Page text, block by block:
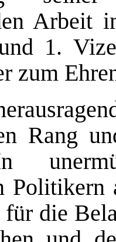
Arbeit
1.
zum
Rang
Politikern
für die